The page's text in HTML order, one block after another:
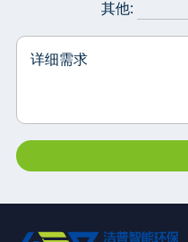
其他:
详细需求